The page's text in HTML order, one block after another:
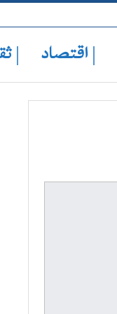
| اقتصاد |